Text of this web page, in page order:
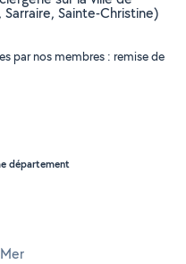
Sainte-Christine)
par nos membres : remise de
département